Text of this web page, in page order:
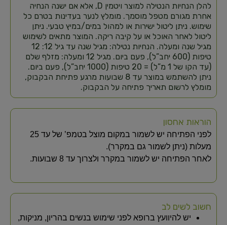
להלן הנחיות הנטילה למוצר ויטמין D, אלא אם ישנה הנחיה
אחרת מגורם מטפל מוסמך. מומלץ לנער בעדינות בטרם כל
שימוש. ניתן ליטול ישירות או למהול במים/במיץ טבעי. ניתן
ליטול לאחר האוכל או על קיבה ריקה. המוצר מתאים לשימוש
מגיל שנה ומעלה. הנחיות נטילה: מגיל שנה עד גיל 12: 12
טיפות (600 יחב”ל), פעם ביום. מגיל 12 ומעלה: מזלף שלם
(עד הקו של 1 מ”ל) = 20 טיפות (1000 יחב”ל), פעם ביום.
ניתן להשתמש במוצר עד 8 שבועות מרגע פתיחת הבקבוק,
מומלץ לרשום תאריך פתיחה על הבקבוק.
הוראות אחסון
לפני הפתיחה יש לשמור במקום מוצל בטמפ’ של עד 25
מעלות (ניתן לשמור גם במקרר).
לאחר הפתיחה יש לשמור במקרר ולצרוך עד 8 שבועות.
חשוב לשים לב
יש להיוועץ ברופא לפני שימוש בנשים בהריון, מניקות,